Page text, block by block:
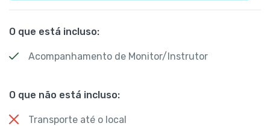
O que está incluso:
Acompanhamento de Monitor/Instrutor
O que não está incluso:
Transporte até o local